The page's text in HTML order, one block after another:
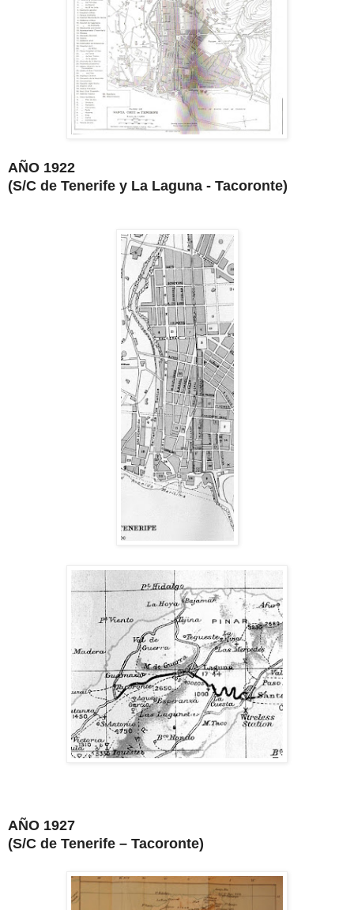
AÑO 1922
(S/C de Tenerife y La Laguna - Tacoronte)
AÑO 1927
(S/C de Tenerife – Tacoronte)